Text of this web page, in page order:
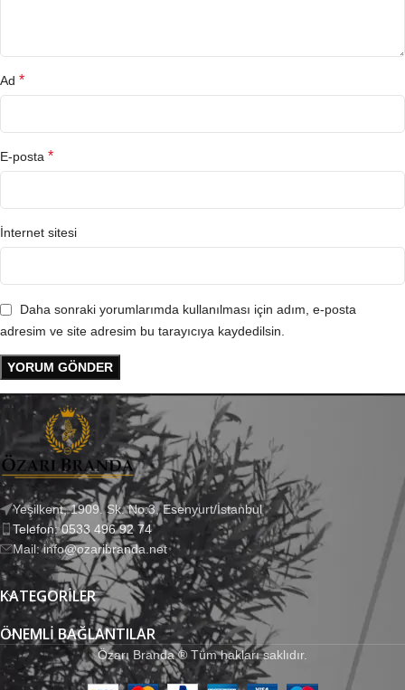
Ad *
E-posta *
İnternet sitesi
Daha sonraki yorumlarımda kullanılması için adım, e-posta
adresim ve site adresim bu tarayıcıya kaydedilsin.
Yeşilkent, 1909. Sk. No:3, Esenyurt/İstanbul
Telefon: 0533 496 92 74
Mail: info@ozaribranda.net
KATEGORILER
ÖNEMLI BAĞLANTILAR
Özarı Branda ® Tüm hakları saklıdır.